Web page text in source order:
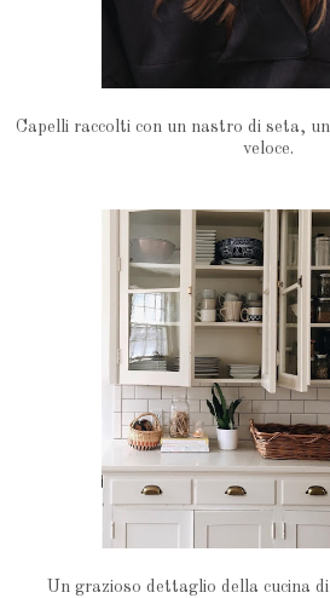
Capelli raccolti con un nastro di seta,
veloce.
Un grazioso dettaglio della cucina